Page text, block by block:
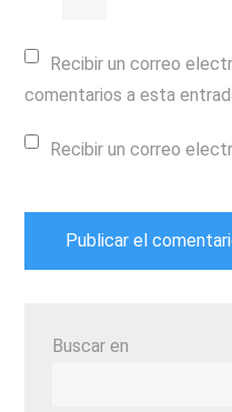
Recibir un correo
comentarios a esta
Recibir un correo
Buscar en